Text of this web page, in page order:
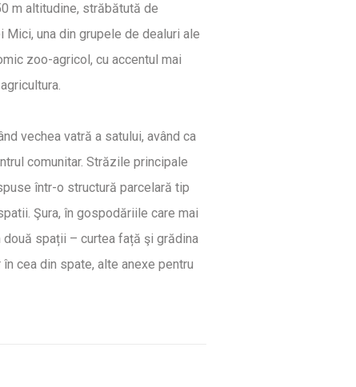
m altitudine, străbătută de
una din grupele de dealuri ale
zoo-agricol, cu accentul mai
vechea vatră a satului, având ca
comunitar. Străzile principale
într-o structură parcelară tip
Şura, în gospodăriile care mai
spații – curtea față şi grădina
cea din spate, alte anexe pentru